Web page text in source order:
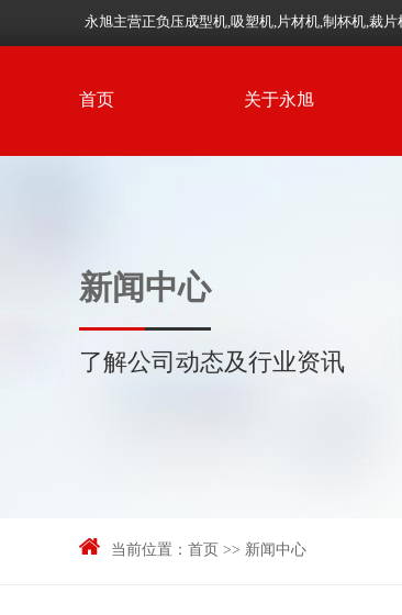
永旭主营正负压成型机,吸塑机,片材机,制杯机,裁
首页 关于永旭
新闻中心
了解公司动态及行业资讯
当前位置： 首页 >> 新闻中心